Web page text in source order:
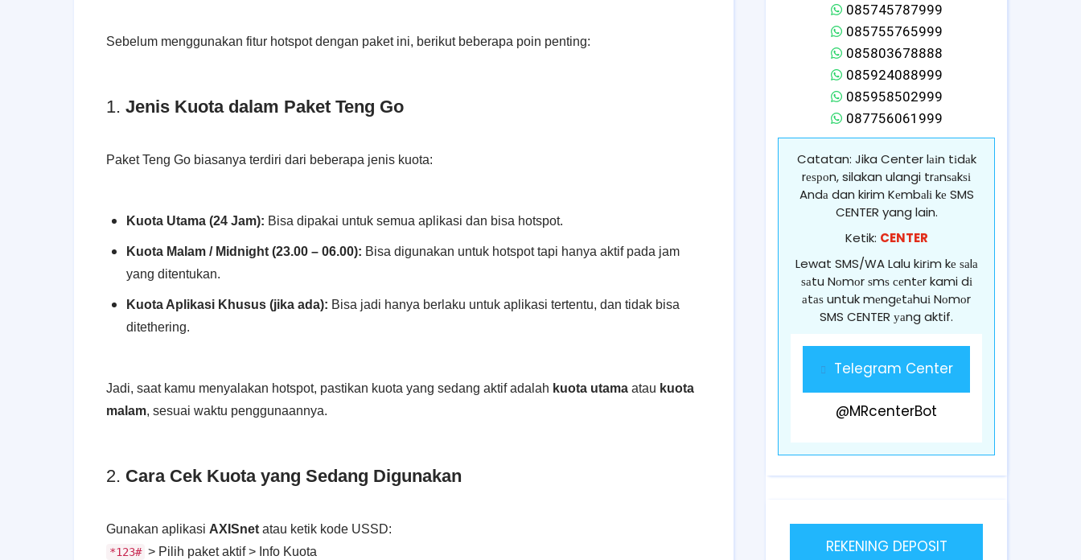
Sebelum menggunakan fitur hotspot dengan paket ini, berikut beberapa poin penting:
1. Jenis Kuota dalam Paket Teng Go
Paket Teng Go biasanya terdiri dari beberapa jenis kuota:
Kuota Utama (24 Jam): Bisa dipakai untuk semua aplikasi dan bisa hotspot.
Kuota Malam / Midnight (23.00 – 06.00): Bisa digunakan untuk hotspot tapi hanya aktif pada jam
yang ditentukan.
Kuota Aplikasi Khusus (jika ada): Bisa jadi hanya berlaku untuk aplikasi tertentu, dan tidak bisa
ditethering.
Jadi, saat kamu menyalakan hotspot, pastikan kuota yang sedang aktif adalah kuota utama atau kuota
malam, sesuai waktu penggunaannya.
2. Cara Cek Kuota yang Sedang Digunakan
Gunakan aplikasi AXISnet atau ketik kode USSD:
*123# > Pilih paket aktif > Info Kuota
085745787999
085755765999
085803678888
085924088999
085958502999
087756061999
Catatan: Jika Center lаіn tіdаk
rеѕроn, silakan ulangi trаnѕаkѕі
Andа dan kirim Kеmbаlі kе SMS
CENTER yang lain.
Ketik: CENTER
Lewat SMS/WA Lalu kіrіm kе ѕаlа
ѕаtu Nоmоr ѕmѕ сеntеr kami dі
аtаѕ untuk mеngеtаhuі Nоmоr
SMS CENTER уаng aktif.
Telegram Center
@MRcenterBot
REKENING DEPOSIT